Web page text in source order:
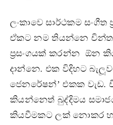
ලංකාවෙ සාර්ථකම
ඒකට නම තියන්නෙ
ප‍්‍රසංගයක් කරන්න ඕන
දාන්නෙ. එක විදිහට
ජෙනරේෂන්’ එකක
කියන්නෙත් බුද්දිමය
කියවීමකට ලක් නොකර